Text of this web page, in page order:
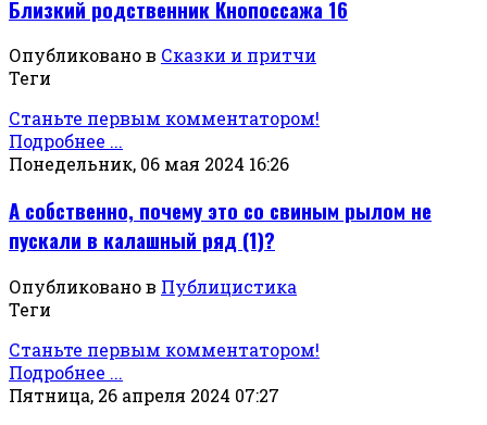
Близкий родственник Кнопоссажа 16
Опубликовано в Сказки и притчи
Теги
Станьте первым комментатором!
Подробнее ...
Понедельник, 06 мая 2024 16:26
А собственно, почему это со свиным рылом не
пускали в калашный ряд (1)?
Опубликовано в Публицистика
Теги
Станьте первым комментатором!
Подробнее ...
Пятница, 26 апреля 2024 07:27